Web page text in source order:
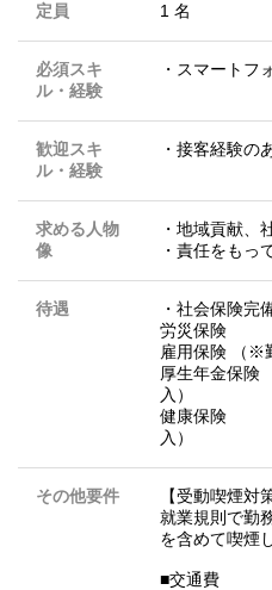
定員 1 名
必須スキ
ル・経験
・スマートフ
歓迎スキ
ル・経験
・接客経験の
求める人物
像
・地域貢献、
・責任をもっ
待遇
・社会保険完
労災保険
雇用保険 （※
厚生年金保険
入）
健康保険 （
入）
その他要件
【受動喫煙対
就業規則で勤
を含めて喫煙
■交通費